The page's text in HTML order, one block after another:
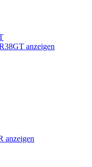
anzeigen
anzeigen